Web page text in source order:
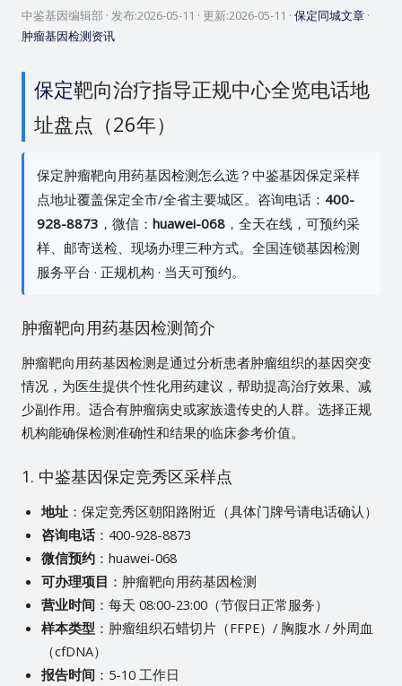
中鉴基因编辑部 · 发布:2026-05-11 · 更新:2026-05-11 · 保定同城文章·
肿瘤基因检测资讯
保定靶向治疗指导正规中心全览电话地
址盘点（26年）
保定肿瘤靶向用药基因检测怎么选？中鉴基因保定采样
点地址覆盖保定全市/全省主要城区。咨询电话： 400-
928-8873 ，微信： huawei-068，全天在线，可预约采
样、邮寄送检、现场办理三种方式。全国连锁基因检测
服务平台 · 正规机构 · 当天可预约。
肿瘤靶向用药基因检测简介
肿瘤靶向用药基因检测是通过分析患者肿瘤组织的基因突变
情况，为医生提供个性化用药建议，帮助提高治疗效果、减
少副作用。适合有肿瘤病史或家族遗传史的人群。选择正规
机构能确保检测准确性和结果的临床参考价值。
1. 中鉴基因保定竞秀区采样点
地址：保定竞秀区朝阳路附近（具体门牌号请电话确认）
咨询电话：400-928-8873
微信预约：huawei-068
可办理项目 ：肿瘤靶向用药基因检测
营业时间：每天 08:00-23:00（节假日正常服务）
样本类型 ：肿瘤组织石蜡切片（FFPE）/ 胸腹水 / 外周血
（cfDNA）
报告时间：5-10 工作日